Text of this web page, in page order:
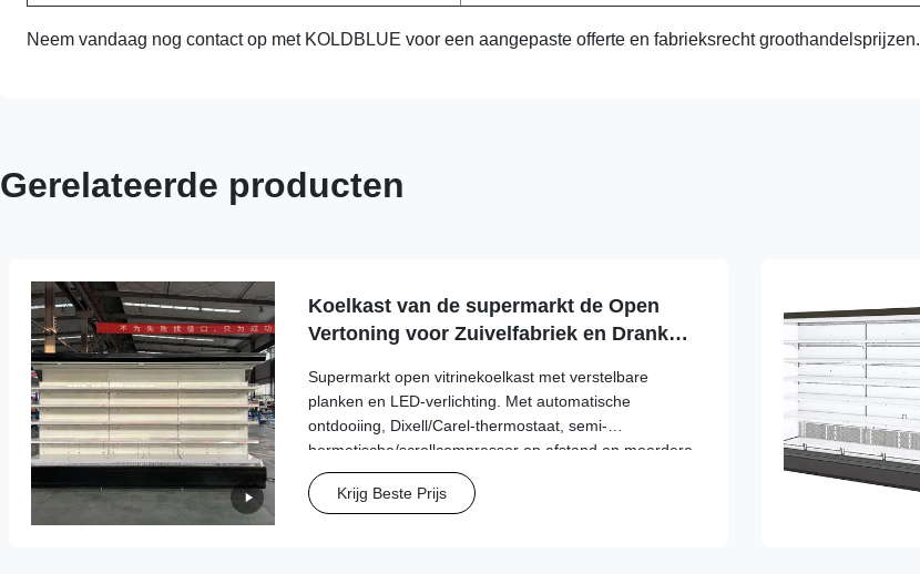
Neem vandaag nog contact op met KOLDBLUE voor een aangepaste offerte en fabrieksrecht groothandelsprijzen.
Gerelateerde producten
Koelkast van de supermarkt de Open
Vertoning voor Zuivelfabriek en Dranken
Supermarkt open vitrinekoelkast met verstelbare
planken en LED-verlichting. Met automatische
ontdooiing, Dixell/Carel-thermostaat, semi-
hermetische/scrollcompressor op afstand en meerdere
koelmiddelopties. Biedt 15% energiebesparing,
geoptimaliseerd ruimtegebruik en aangepaste
Krijg Beste Prijs